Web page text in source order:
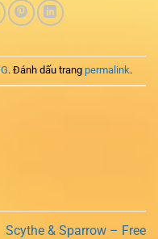
. Đánh dấu trang permalink.
Scythe & Sparrow – Free